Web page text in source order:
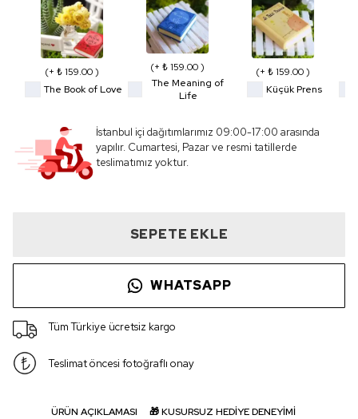
(+ ₺ 159.00 )
The Book of Love
(+ ₺ 159.00 )
The Meaning of
Life
(+ ₺ 159.00 )
Küçük Prens
İstanbul içi dağıtımlarımız 09:00-17:00 arasında
yapılır. Cumartesi, Pazar ve resmi tatillerde
teslimatımız yoktur.
SEPETE EKLE
WHATSAPP
Tüm Türkiye ücretsiz kargo
Teslimat öncesi fotoğraflı onay
ÜRÜN AÇIKLAMASI 🎁 KUSURSUZ HEDİYE DENEYİMİ